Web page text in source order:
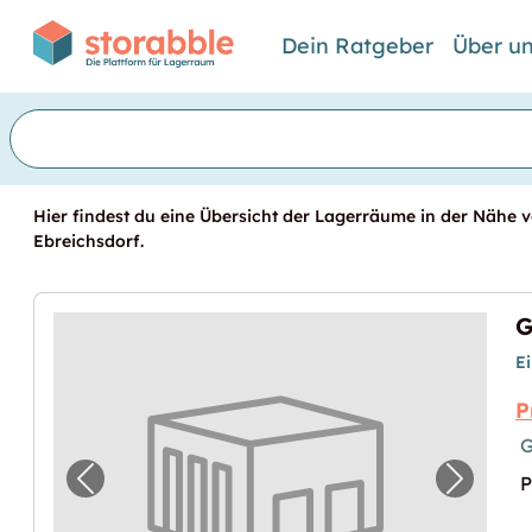
Dein Ratgeber Über
Hier findest du eine Übersicht der Lagerräume in der Nähe
Ebreichsdorf.
Vorheriges Bild für "Garage in